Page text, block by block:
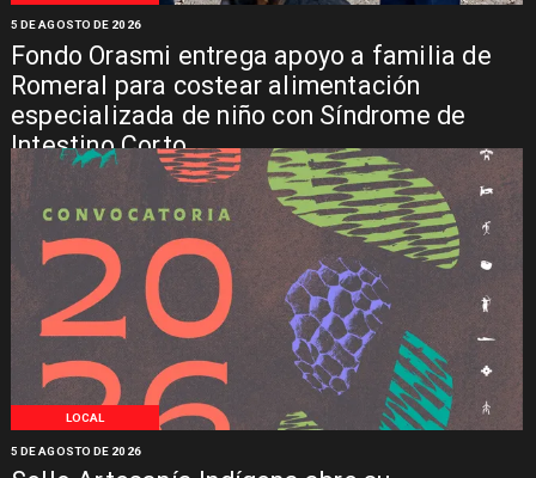
Fondo Orasmi entrega apoyo a familia de
Romeral para costear alimentación
especializada de niño con Síndrome de
Intestino Corto
5 DE AGOSTO DE 2026
LOCAL
5 DE AGOSTO DE 2026